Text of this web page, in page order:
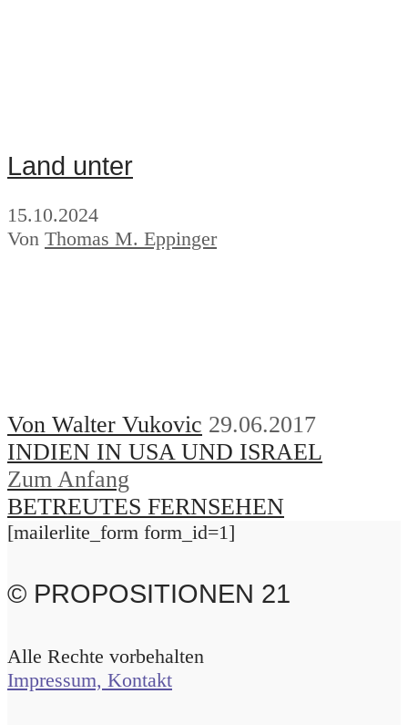
Land unter
15.10.2024
Von Thomas M. Eppinger
Von Walter Vukovic 29.06.2017
INDIEN IN USA UND ISRAEL
Zum Anfang
BETREUTES FERNSEHEN
[mailerlite_form form_id=1]
© PROPOSITIONEN 21
Alle Rechte vorbehalten
Impressum, Kontakt